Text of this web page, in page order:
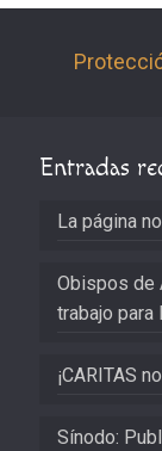
Entradas
La página
Obispos de
trabajo para
¡CARITAS
Sínodo: